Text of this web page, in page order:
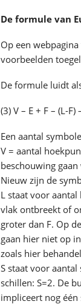
De formule van
Op een webpagina
voorbeelden
De formule luidt
(3) V – E + F – (L-F)
Een aantal
V = aantal
beschouwing
Nieuw zijn de
L staat voor
vlak ontbreekt of
groter dan F. Op
gaan hier niet op
zoals hier
S staat voor
schillen: S=2. De
impliceert nog